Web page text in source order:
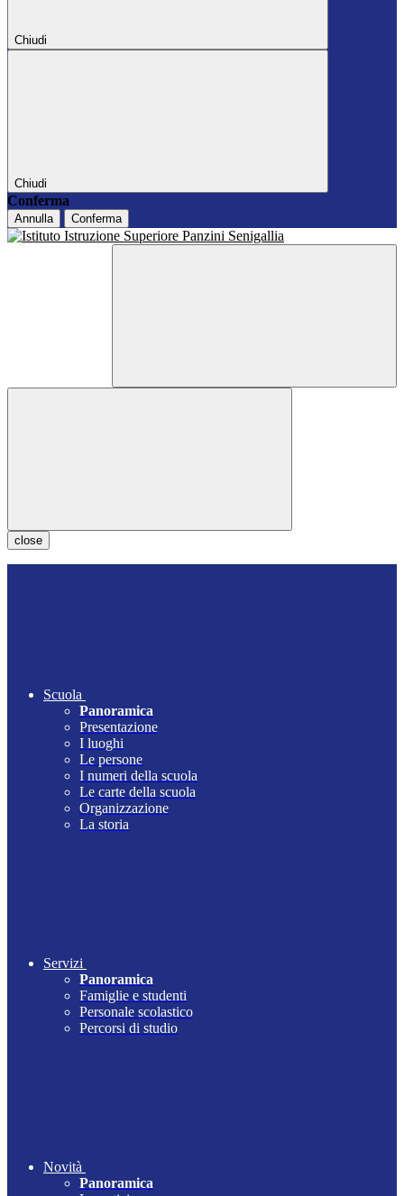
Chiudi
Chiudi
Conferma
Annulla Conferma
close
Scuola
Panoramica
Presentazione
I luoghi
Le persone
I numeri della scuola
Le carte della scuola
Organizzazione
La storia
Servizi
Panoramica
Famiglie e studenti
Personale scolastico
Percorsi di studio
Novità
Panoramica